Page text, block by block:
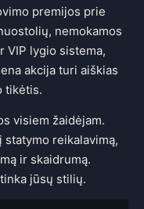
premijos prie
nemokamos
VIP lygio sistema,
akcija turi aiškias
tikėtis.
visiem žaidėjam.
reikalavimą,
ir skaidrumą.
jūsų stilių.